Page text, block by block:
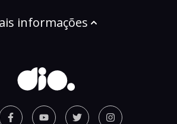
informações